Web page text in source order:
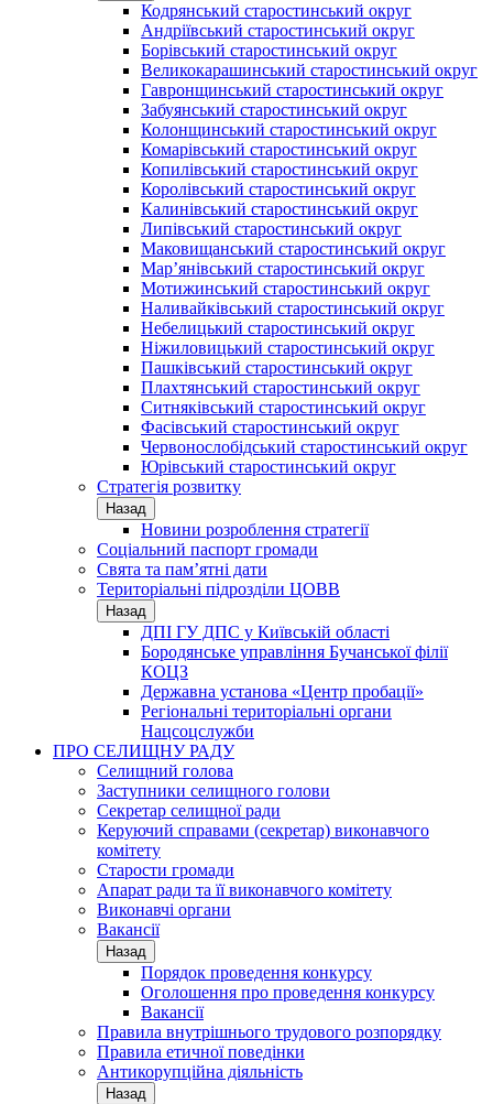
Кодрянський старостинський округ
Андріївський старостинський округ
Борівський старостинський округ
Великокарашинський старостинський округ
Гавронщинський старостинський округ
Забуянський старостинський округ
Колонщинський старостинський округ
Комарівський старостинський округ
Копилівський старостинський округ
Королівський старостинський округ
Калинівський старостинський округ
Липівський старостинський округ
Маковищанський старостинський округ
Мар’янівський старостинський округ
Мотижинський старостинський округ
Наливайківський старостинський округ
Небелицький старостинський округ
Ніжиловицький старостинський округ
Пашківський старостинський округ
Плахтянський старостинський округ
Ситняківський старостинський округ
Фасівський старостинський округ
Червонослобідський старостинський округ
Юрівський старостинський округ
Стратегія розвитку
Назад
Новини розроблення стратегії
Соціальний паспорт громади
Свята та пам’ятні дати
Територіальні підрозділи ЦОВВ
Назад
ДПІ ГУ ДПС у Київській області
Бородянське управління Бучанської філії
КОЦЗ
Державна установа «Центр пробації»
Регіональні територіальні органи
Нацсоцслужби
ПРО СЕЛИЩНУ РАДУ
Селищний голова
Заступники селищного голови
Секретар селищної ради
Керуючий справами (секретар) виконавчого
комітету
Старости громади
Апарат ради та її виконавчого комітету
Виконавчі органи
Вакансії
Назад
Порядок проведення конкурсу
Оголошення про проведення конкурсу
Вакансії
Правила внутрішнього трудового розпорядку
Правила етичної поведінки
Антикорупційна діяльність
Назад